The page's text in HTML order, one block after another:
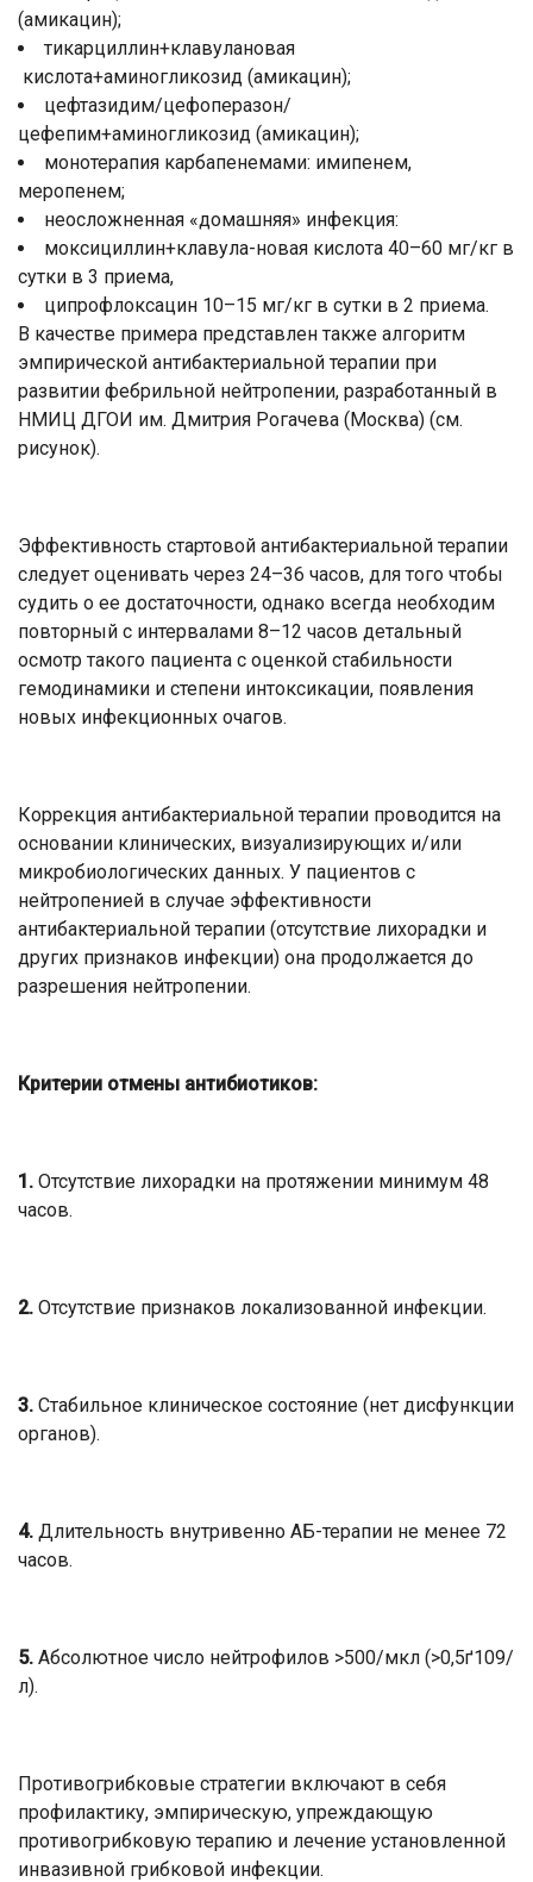
(амикацин);
тикарциллин+клавулановая
кислота+аминогликозид (амикацин);
цефтазидим/цефоперазон/
цефепим+аминогликозид (амикацин);
монотерапия карбапенемами: имипенем,
меропенем;
неосложненная «домашняя» инфекция:
моксициллин+клавула-новая кислота 40–60 мг/кг в
сутки в 3 приема,
ципрофлоксацин 10–15 мг/кг в сутки в 2 приема.
В качестве примера представлен также алгоритм
эмпирической антибактериальной терапии при
развитии фебрильной нейтропении, разработанный в
НМИЦ ДГОИ им. Дмитрия Рогачева (Москва) (см.
рисунок).
Эффективность стартовой антибактериальной терапии
следует оценивать через 24–36 часов, для того чтобы
судить о ее достаточности, однако всегда необходим
повторный с интервалами 8–12 часов детальный
осмотр такого пациента с оценкой стабильности
гемодинамики и степени интоксикации, появления
новых инфекционных очагов.
Коррекция антибактериальной терапии проводится на
основании клинических, визуализирующих и/или
микробиологических данных. У пациентов с
нейтропенией в случае эффективности
антибактериальной терапии (отсутствие лихорадки и
других признаков инфекции) она продолжается до
разрешения нейтропении.
Критерии отмены антибиотиков:
1. Отсутствие лихорадки на протяжении минимум 48
часов.
2. Отсутствие признаков локализованной инфекции.
3. Стабильное клиническое состояние (нет дисфункции
органов).
4. Длительность внутривенно АБ-терапии не менее 72
часов.
5. Абсолютное число нейтрофилов >500/мкл (>0,5ґ109/
л).
Противогрибковые стратегии включают в себя
профилактику, эмпирическую, упреждающую
противогрибковую терапию и лечение установленной
инвазивной грибковой инфекции.